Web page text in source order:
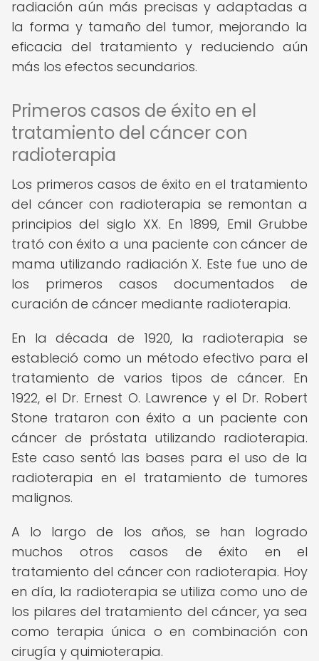
radiación aún más precisas y adaptadas a
la forma y tamaño del tumor, mejorando la
eficacia del tratamiento y reduciendo aún
más los efectos secundarios.
Primeros casos de éxito en el
tratamiento del cáncer con
radioterapia
Los primeros casos de éxito en el tratamiento
del cáncer con radioterapia se remontan a
principios del siglo XX. En 1899, Emil Grubbe
trató con éxito a una paciente con cáncer de
mama utilizando radiación X. Este fue uno de
los primeros casos documentados de
curación de cáncer mediante radioterapia.
En la década de 1920, la radioterapia se
estableció como un método efectivo para el
tratamiento de varios tipos de cáncer. En
1922, el Dr. Ernest O. Lawrence y el Dr. Robert
Stone trataron con éxito a un paciente con
cáncer de próstata utilizando radioterapia.
Este caso sentó las bases para el uso de la
radioterapia en el tratamiento de tumores
malignos.
A lo largo de los años, se han logrado
muchos otros casos de éxito en el
tratamiento del cáncer con radioterapia. Hoy
en día, la radioterapia se utiliza como uno de
los pilares del tratamiento del cáncer, ya sea
como terapia única o en combinación con
cirugía y quimioterapia.